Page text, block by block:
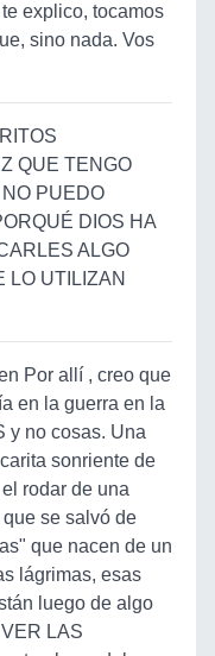
explico, tocamos
sino nada. Vos
QUE TENGO
PUEDO
DIOS HA
ALGO
LO UTILIZAN
Por allí , creo que
en la guerra en la
y no cosas. Una
sonriente de
rodar de una
se salvó de
que nacen de un
lágrimas, esas
luego de algo
LAS